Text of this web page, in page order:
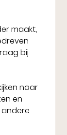
maakt,
bij
naar
en